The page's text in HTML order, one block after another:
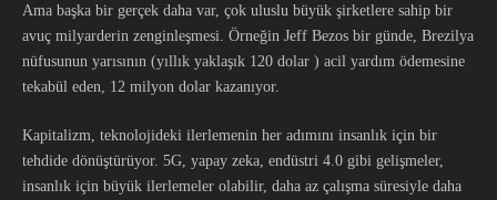
Ama başka bir gerçek daha var, çok uluslu büyük şirketlere sahip bir
avuç milyarderin zenginleşmesi. Örneğin Jeff Bezos bir günde, Brezilya
nüfusunun yarısının (yıllık yaklaşık 120 dolar ) acil yardım ödemesine
tekabül eden, 12 milyon dolar kazanıyor.
Kapitalizm, teknolojideki ilerlemenin her adımını insanlık için bir
tehdide dönüştürüyor. 5G, yapay zeka, endüstri 4.0 gibi gelişmeler,
insanlık için büyük ilerlemeler olabilir, daha az çalışma süresiyle daha